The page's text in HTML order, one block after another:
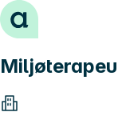
Hopp til innhold